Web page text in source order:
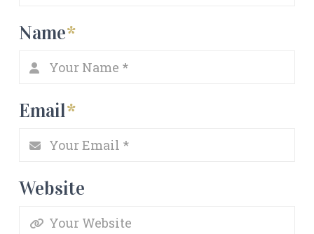
Name*
Email*
Website